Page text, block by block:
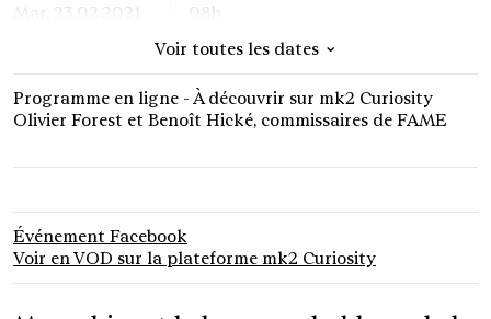
Mar. 23.02.2021 08h
08h
Jeu. 25.02.2021 08h
Dim. 21.02.2021 08h
Voir toutes les dates ⌄
Programme en ligne - À découvrir sur mk2 Curiosity
Olivier Forest et Benoît Hické, commissaires de FAME
Événement Facebook
Voir en VOD sur la plateforme mk2 Curiosity